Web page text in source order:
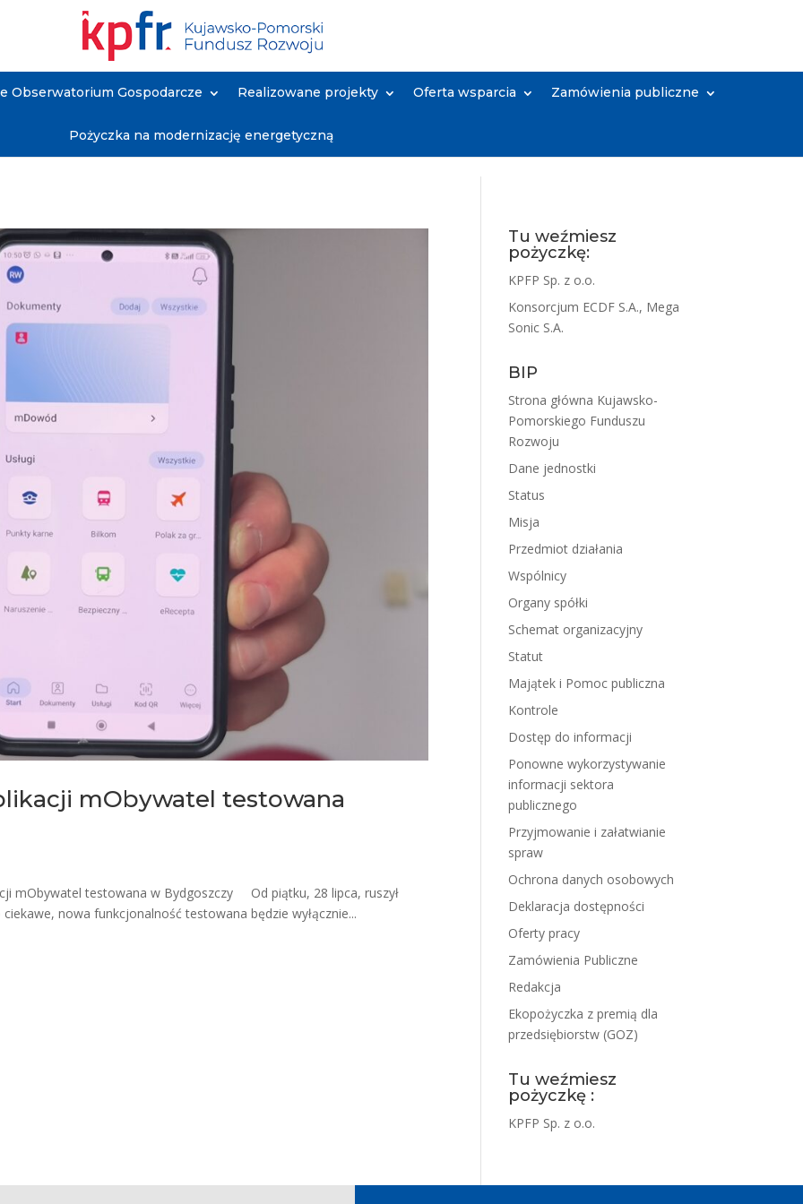
Obserwatorium Gospodarcze Realizowane projekty Oferta wsparcia Zamówienia publiczne
Pożyczka na modernizację energetyczną
mObywatel testowana
mObywatel testowana w Bydgoszczy Od piątku, 28 lipca, ruszył
nowa funkcjonalność testowana będzie wyłącznie...
Tu weźmiesz
pożyczkę:
KPFP Sp. z o.o.
Konsorcjum ECDF S.A., Mega
Sonic S.A.
BIP
Strona główna Kujawsko-
Pomorskiego Funduszu
Rozwoju
Dane jednostki
Status
Misja
Przedmiot działania
Wspólnicy
Organy spółki
Schemat organizacyjny
Statut
Majątek i Pomoc publiczna
Kontrole
Dostęp do informacji
Ponowne wykorzystywanie
informacji sektora
publicznego
Przyjmowanie i załatwianie
spraw
Ochrona danych osobowych
Deklaracja dostępności
Oferty pracy
Zamówienia Publiczne
Redakcja
Ekopożyczka z premią dla
przedsiębiorstw (GOZ)
Tu weźmiesz
pożyczkę :
KPFP Sp. z o.o.